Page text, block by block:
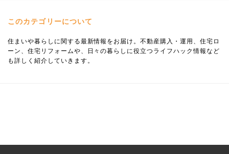
このカテゴリーについて
住まいや暮らしに関する最新情報をお届け。不動産購入・運用、住宅ロ
ーン、住宅リフォームや、日々の暮らしに役立つライフハック情報など
も詳しく紹介していきます。